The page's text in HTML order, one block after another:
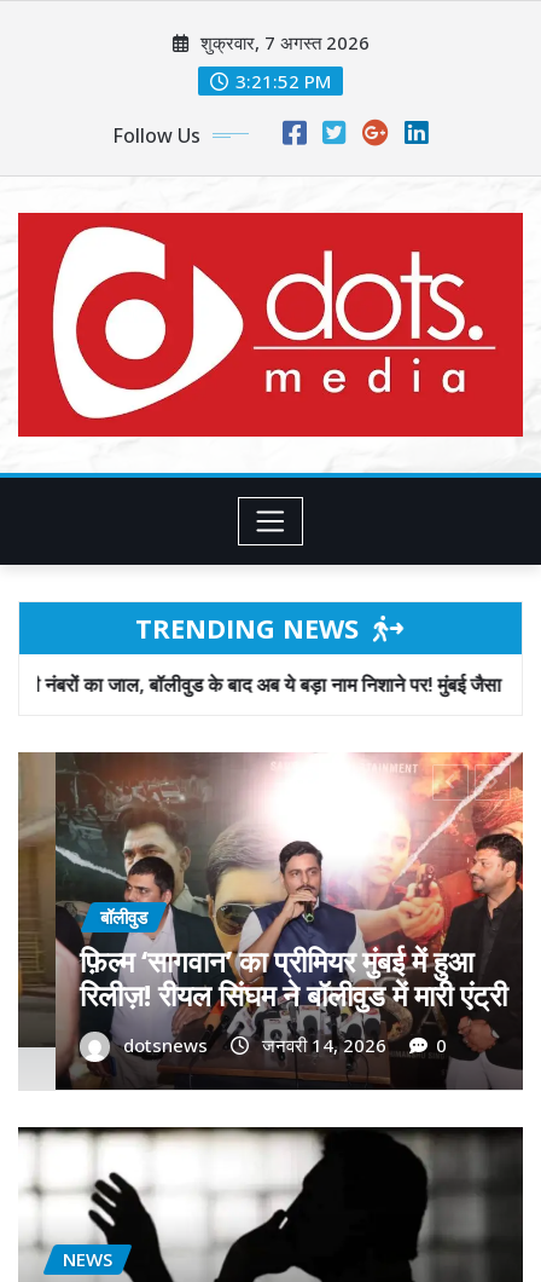
शुक्रवार, 7 अगस्त 2026
3:21:54 PM
Follow Us
TRENDING NEWS
के बाद अब ये बड़ा नाम निशाने पर! मुंबई जैसा ‘फिरौती खेल’ अब दिल्ली-पंजाब
बॉलीवुड
गोवा मुख्यमंत्री डॉ. प्रमोद सावंत का ‘गोदान’
को बड़ा समर्थन; पोस्टर विमोचन कर मथुरा से
फिल्म गोदान की टीम का बढ़ाया मान!
dotsnews जनवरी 9, 2026 0
NEWS